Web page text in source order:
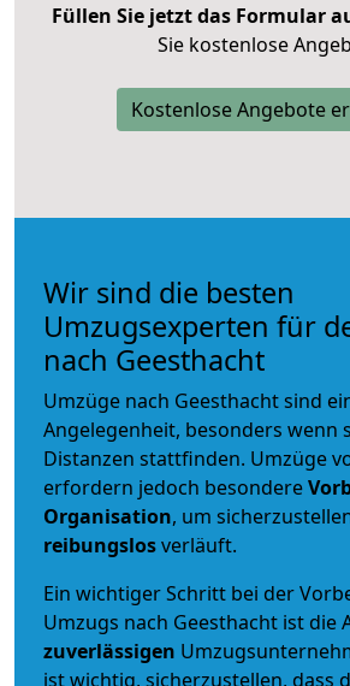
Füllen Sie jetzt das Formular
Sie kostenlose
Kostenlose Angebote
Wir sind die besten
Umzugsexperten für
nach Geesthacht
Umzüge nach Geesthacht sind
Angelegenheit, besonders wenn
Distanzen stattfinden. Umzüge
erfordern jedoch besondere
Organisation, um
reibungslosverläuft.
Ein wichtiger Schritt bei der
Umzugs nach Geesthacht ist die
zuverlässigen
ist wichtig, sicherzustellen, dass